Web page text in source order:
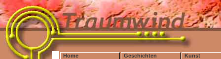
Home Geschichten Kunst